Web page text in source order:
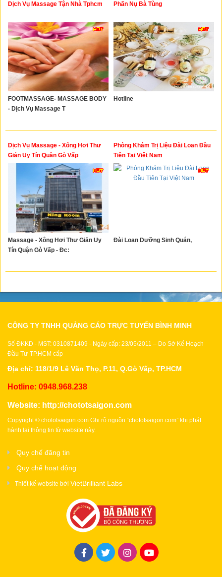
Dịch Vụ Massage Tận Nhà Tphcm
FOOTMASSAGE- MASSAGE BODY
- Dịch Vụ Massage T
Phấn Nụ Bà Tùng
Hotline
Dịch Vụ Massage - Xông Hơi Thư
Giản Uy Tín Quận Gò Vấp
Massage - Xông Hơi Thư Giản Uy
Tín Quận Gò Vấp - Đc:
Phòng Khám Trị Liệu Đài Loan Đầu
Tiên Tại Việt Nam
Đài Loan Dưỡng Sinh Quán,
CÔNG TY TNHH QUẢNG CÁO TRỰC TUYẾN BÌNH MINH
Số ĐKKD - MST: 0310871409 - Ngày cấp: 23/05/2011 – Do Sở Kế Hoạch
Đầu Tư-TP.HCM cấp
Địa chỉ: 118/1/9 Lê Văn Thọ, P.11, Q.Gò Vấp, TP.HCM
Hotline: 0948.968.238
Website: http://chototsaigon.com
Copyright © chototsaigon.com Ghi rõ nguồn “chototsaigon.com” khi phát
hành lại thông tin từ website này.
Quy chế đăng tin
Quy chế hoạt động
Thiết kế website bởi VietBrilliant Labs